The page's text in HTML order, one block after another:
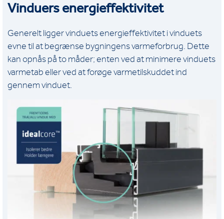
Vinduers energieffektivitet
Generelt ligger vinduets energieffektivitet i vinduets
evne til at begrænse bygningens varmeforbrug. Dette
kan opnås på to måder; enten ved at minimere vinduets
varmetab eller ved at forøge varmetilskuddet ind
gennem vinduet.